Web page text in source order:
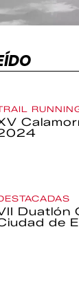
Duatlón
de